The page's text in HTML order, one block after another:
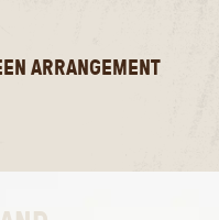
ARRANGEMENT